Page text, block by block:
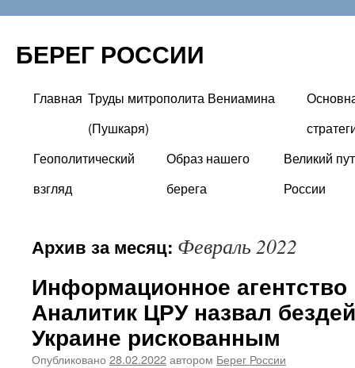
БЕРЕГ РОССИИ
Перейти
содержимому
Главная Труды митрополита Вениамина
(Пушкаря)
Геополитический
взгляд
Образ нашего
берега
Великий
России
Архив за месяц: Февраль 2022
Информационное агентство
Аналитик ЦРУ назвал
Украине рискованным
Опубликовано 28.02.2022автором Берег России